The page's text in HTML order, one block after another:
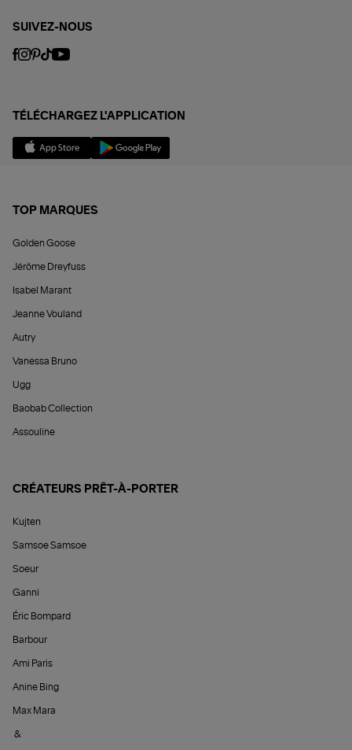
SUIVEZ-NOUS
TÉLÉCHARGEZ L'APPLICATION
TOP MARQUES
Golden Goose
Jérôme Dreyfuss
Isabel Marant
Jeanne Vouland
Autry
Vanessa Bruno
Ugg
Baobab Collection
Assouline
CRÉATEURS PRÊT-À-PORTER
Kujten
Samsoe Samsoe
Soeur
Ganni
Éric Bompard
Barbour
Ami Paris
Anine Bing
Max Mara
&